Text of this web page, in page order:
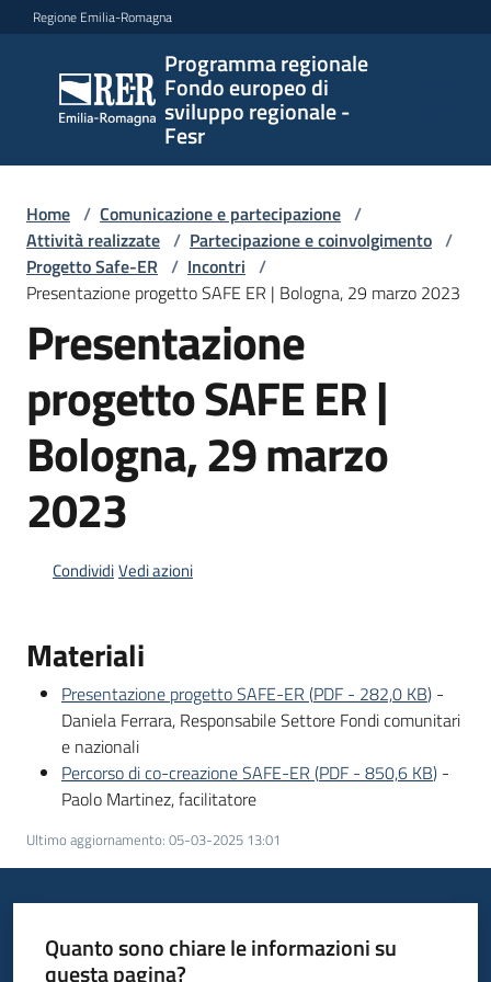
Vai al contenuto
Vai alla navigazione
Vai al footer
Regione Emilia-Romagna
Programma regionale
Fondo europeo di
sviluppo regionale -
Fesr
Programma
regionale
Fondo
europeo di
regionale -
Fesr
Novità
Programmi
Opportunità
Progetti
attività
Servizi
Comunicazione
Home / Comunicazione e partecipazione /
Attività realizzate / Partecipazione e coinvolgimento /
Progetto Safe-ER / Incontri /
Presentazione progetto SAFE ER | Bologna, 29 marzo 2023
Presentazione
progetto SAFE ER |
Bologna, 29 marzo
2023
CondividiVedi azioni
Materiali
Presentazione progetto SAFE-ER (PDF - 282,0 KB) -
Daniela Ferrara, Responsabile Settore Fondi comunitari
e nazionali
Percorso di co-creazione SAFE-ER (PDF - 850,6 KB) -
Paolo Martinez, facilitatore
Ultimo aggiornamento: 05-03-2025 13:01
Quanto sono chiare le informazioni su
questa pagina?